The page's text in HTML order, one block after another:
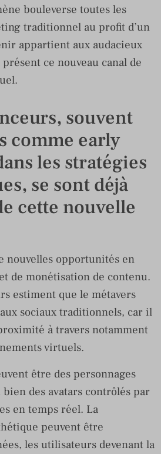
bouleverse toutes les
traditionnel au profit d’un
appartient aux audacieux
ce nouveau canal de
souvent
comme early
les stratégies
se sont déjà
cette nouvelle
nouvelles opportunités en
de monétisation de contenu.
estiment que le métavers
sociaux traditionnels, car il
à travers notamment
virtuels.
être des personnages
des avatars contrôlés par
en temps réel. La
peuvent être
les utilisateurs devenant la